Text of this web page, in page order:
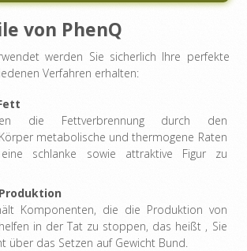
von PhenQ
werden Sie sicherlich Ihre perfekte
Verfahren erhalten:
die Fettverbrennung durch den
metabolische und thermogene Raten
schlanke sowie attraktive Figur zu
Komponenten, die die Produktion von
in der Tat zu stoppen, das heißt , Sie
über das Setzen auf Gewicht Bund.